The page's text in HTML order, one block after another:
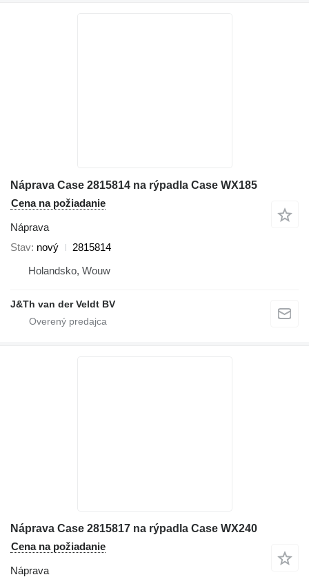
Náprava Case 2815814 na rýpadla Case WX185
Cena na požiadanie
Náprava
Stav nový
2815814
Holandsko, Wouw
J&Th van der Veldt BV
Náprava Case 2815817 na rýpadla Case WX240
Cena na požiadanie
Náprava